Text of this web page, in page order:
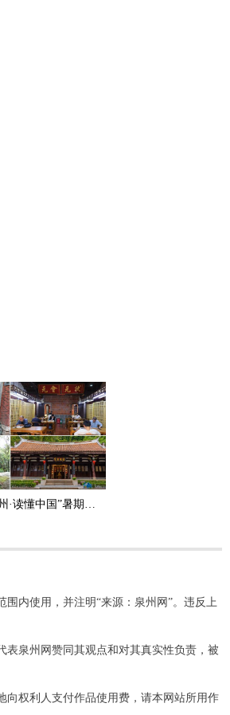
泉州推出“知行泉州·读懂中国”暑期文旅消费季
内使用，并注明“来源：泉州网”。违反上
泉州网赞同其观点和对其真实性负责，被
权利人支付作品使用费，请本网站所用作